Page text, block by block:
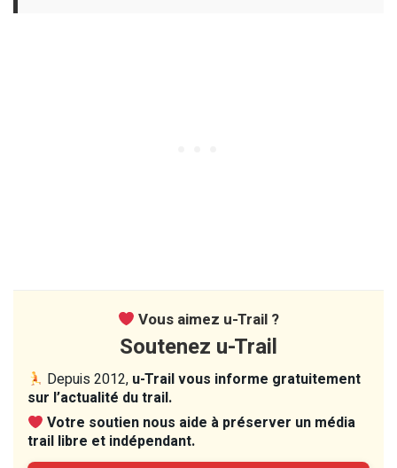
Vous aimez u-Trail ?
Soutenez u-Trail
Depuis 2012, u-Trail vous informe gratuitement
sur l’actualité du trail.
Votre soutien nous aide à préserver un média
trail libre et indépendant.